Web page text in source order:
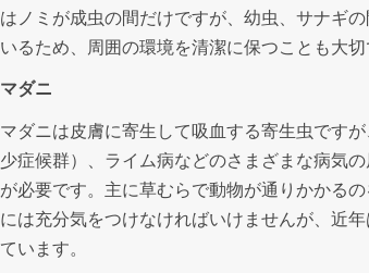
はノミが成虫の間だけですが、幼虫、サナギ
いるため、周囲の環境を清潔に保つことも大切
マダニ
マダニは皮膚に寄生して吸血する寄生虫です
少症候群）、ライム病などのさまざまな病気
が必要です。主に草むらで動物が通りかかる
には充分気をつけなければいけませんが、近
ています。